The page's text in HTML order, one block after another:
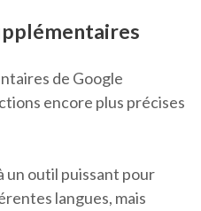
de Google
encore plus précises
un outil puissant pour
langues, mais